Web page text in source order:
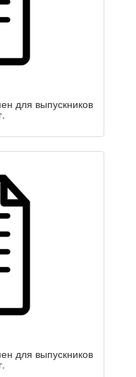
для выпускников
для выпускников